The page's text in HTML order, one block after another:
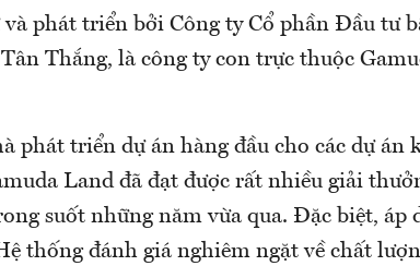
và phát triển bởi Công ty Cổ phần Đầu tư
Thắng, là công ty con trực thuộc
phát triển dự án hàng đầu cho các dự án
Land đã đạt được rất nhiều giải
suốt những năm vừa qua. Đặc biệt, áp
thống đánh giá nghiêm ngặt về chất